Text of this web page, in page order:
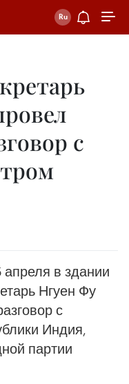
с
апреля в здании
Нгуен Фу
с
Индия,
партии